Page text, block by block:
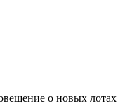
о новых лотах